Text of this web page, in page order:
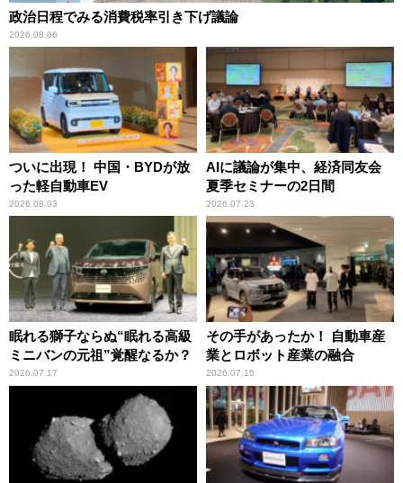
政治日程でみる消費税率引き下げ議論
2026.08.06
ついに出現！ 中国・BYDが放
った軽自動車EV
2026.08.03
AIに議論が集中、経済同友会
夏季セミナーの2日間
2026.07.23
眠れる獅子ならぬ“眠れる高級
ミニバンの元祖”覚醒なるか？
2026.07.17
その手があったか！ 自動車産
業とロボット産業の融合
2026.07.15